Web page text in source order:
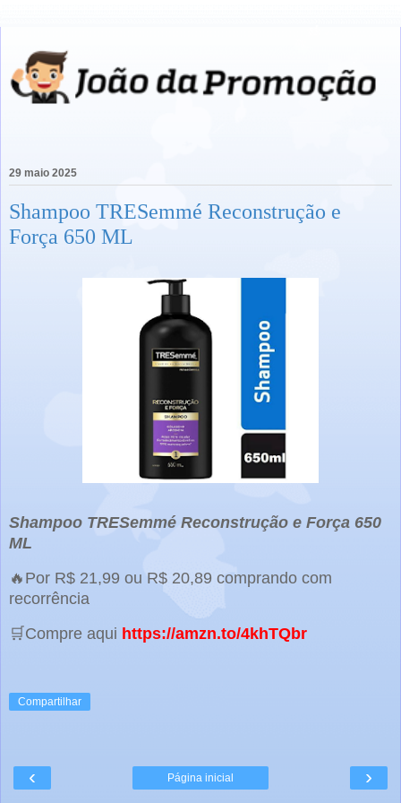
29 maio 2025
Shampoo TRESemmé Reconstrução e
Força 650 ML
Shampoo TRESemmé Reconstrução e Força 650
ML
🔥Por R$ 21,99 ou R$ 20,89 comprando com
recorrência
🛒Compre aqui https://amzn.to/4khTQbr
Compartilhar
‹ ›
Página inicial